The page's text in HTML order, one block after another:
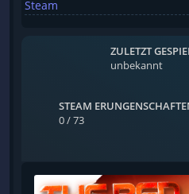
Steam
ZULETZT
unbekannt
STEAM
0 / 73